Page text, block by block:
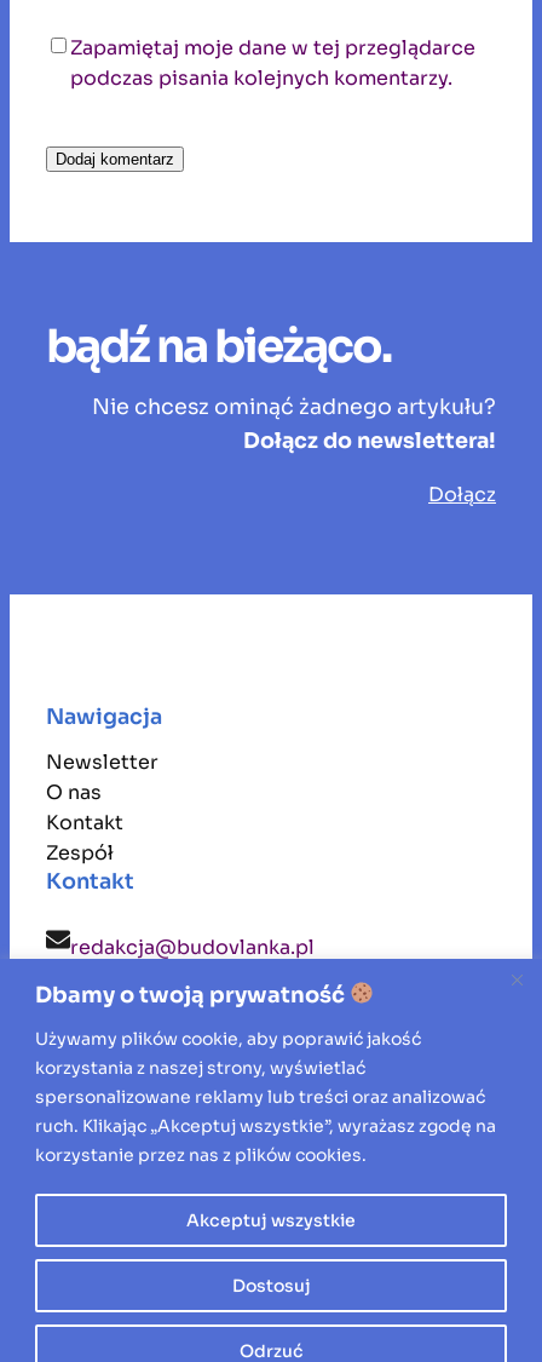
Dbamy o twoją prywatność
Używamy plików cookie, aby poprawić jakość
korzystania z naszej strony, wyświetlać
spersonalizowane reklamy lub treści oraz analizować
ruch. Klikając „Akceptuj wszystkie”, wyrażasz zgodę na
korzystanie przez nas z plików cookies.
Dostosuj
Odrzuć
Akceptuj wszystkie
Zapamiętaj moje dane w tej przeglądarce
podczas pisania kolejnych komentarzy.
bądź na bieżąco.
Nie chcesz ominąć żadnego artykułu?
Dołącz do newslettera!
Dołącz
Nawigacja
Newsletter
O nas
Kontakt
Zespół
Kontakt
redakcja@budovlanka.pl
Inspiracje, porady i aktualności ze świata
budownictwa, remontów oraz aranżacji
wnętrz.
Wszelkie prawa zastrzeżone © 2026